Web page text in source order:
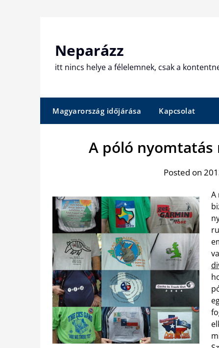
Neparázz
itt nincs helye a félelemnek, csak a
Magyarország időjárása Kapcsolat
A póló
Posted on
A